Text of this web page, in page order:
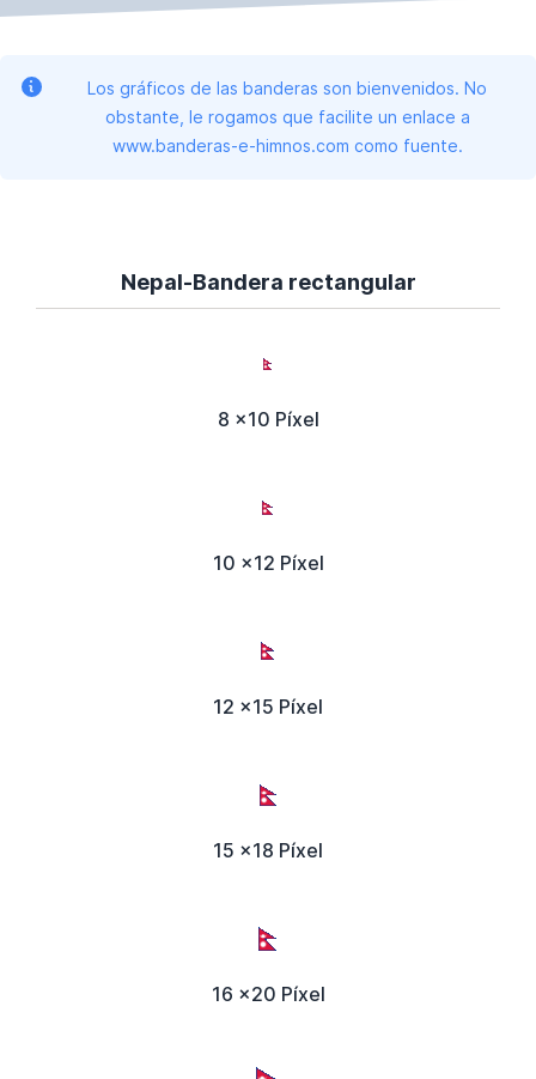
Los gráficos de las banderas son bienvenidos. No
obstante, le rogamos que facilite un enlace a
www.banderas-e-himnos.com como fuente.
Nepal-Bandera rectangular
8 x10 Píxel
10 x12 Píxel
12 x15 Píxel
15 x18 Píxel
16 x20 Píxel